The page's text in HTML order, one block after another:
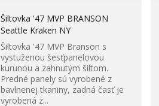
Šiltovka '47 MVP BRANSON
Seattle Kraken NY
Šiltovka '47 MVP Branson s
vystuženou šesťpanelovou
kurunou a zahnutým šiltom.
Predné panely sú vyrobené z
bavlnenej tkaniny, zadná časť je
vyrobená z...